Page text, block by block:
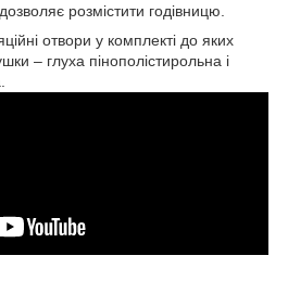
розмістити годівницю.
отвори у комплекті до яких
– глуха пінополістирольна і